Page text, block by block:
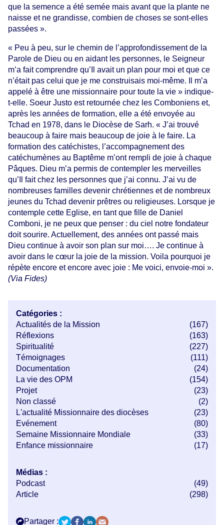
que la semence a été semée mais avant que la plante ne
naisse et ne grandisse, combien de choses se sont-elles
passées ».
« Peu à peu, sur le chemin de l’approfondissement de la
Parole de Dieu ou en aidant les personnes, le Seigneur
m’a fait comprendre qu’Il avait un plan pour moi et que ce
n’était pas celui que je me construisais moi-même. Il m’a
appelé à être une missionnaire pour toute la vie » indique-
t-elle. Soeur Justo est retournée chez les Comboniens et,
après les années de formation, elle a été envoyée au
Tchad en 1978, dans le Diocèse de Sarh. « J’ai trouvé
beaucoup à faire mais beaucoup de joie à le faire. La
formation des catéchistes, l’accompagnement des
catéchumènes au Baptême m’ont rempli de joie à chaque
Pâques. Dieu m’a permis de contempler les merveilles
qu’Il fait chez les personnes que j’ai connu. J’ai vu de
nombreuses familles devenir chrétiennes et de nombreux
jeunes du Tchad devenir prêtres ou religieuses. Lorsque je
contemple cette Eglise, en tant que fille de Daniel
Comboni, je ne peux que penser : du ciel notre fondateur
doit sourire. Actuellement, des années ont passé mais
Dieu continue à avoir son plan sur moi…. Je continue à
avoir dans le cœur la joie de la mission. Voila pourquoi je
répète encore et encore avec joie : Me voici, envoie-moi ».
(Via Fides)
Catégories :
Actualités de la Mission
(167)
Réflexions
(163)
Spiritualité
(227)
Témoignages
(111)
Documentation
(24)
La vie des OPM
(154)
Projet
(23)
Non classé
(2)
L'actualité Missionnaire des diocèses
(23)
Evénement
(80)
Semaine Missionnaire Mondiale
(33)
Enfance missionnaire
(17)
Médias :
Podcast
(49)
Article
(298)
Partager :